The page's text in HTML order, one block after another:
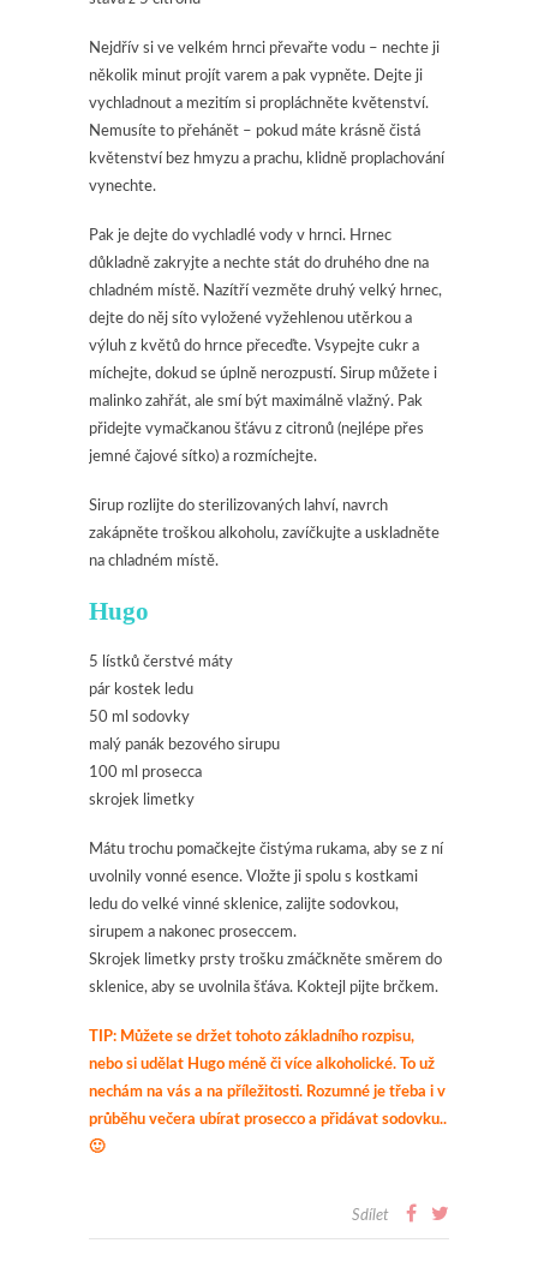
Nejdřív si ve velkém hrnci převařte vodu – nechte ji
několik minut projít varem a pak vypněte. Dejte ji
vychladnout a mezitím si propláchněte květenství.
Nemusíte to přehánět – pokud máte krásně čistá
květenství bez hmyzu a prachu, klidně proplachování
vynechte.
Pak je dejte do vychladlé vody v hrnci. Hrnec
důkladně zakryjte a nechte stát do druhého dne na
chladném místě. Nazítří vezměte druhý velký hrnec,
dejte do něj síto vyložené vyžehlenou utěrkou a
výluh z květů do hrnce přeceďte. Vsypejte cukr a
míchejte, dokud se úplně nerozpustí. Sirup můžete i
malinko zahřát, ale smí být maximálně vlažný. Pak
přidejte vymačkanou šťávu z citronů (nejlépe přes
jemné čajové sítko) a rozmíchejte.
Sirup rozlijte do sterilizovaných lahví, navrch
zakápněte troškou alkoholu, zavíčkujte a uskladněte
na chladném místě.
Hugo
5 lístků čerstvé máty
pár kostek ledu
50 ml sodovky
malý panák bezového sirupu
100 ml prosecca
skrojek limetky
Mátu trochu pomačkejte čistýma rukama, aby se z ní
uvolnily vonné esence. Vložte ji spolu s kostkami
ledu do velké vinné sklenice, zalijte sodovkou,
sirupem a nakonec proseccem.
Skrojek limetky prsty trošku zmáčkněte směrem do
sklenice, aby se uvolnila šťáva. Koktejl pijte brčkem.
TIP: Můžete se držet tohoto základního rozpisu,
nebo si udělat Hugo méně či více alkoholické. To už
nechám na vás a na příležitosti. Rozumné je třeba i v
průběhu večera ubírat prosecco a přidávat sodovku..
🙂
Sdílet